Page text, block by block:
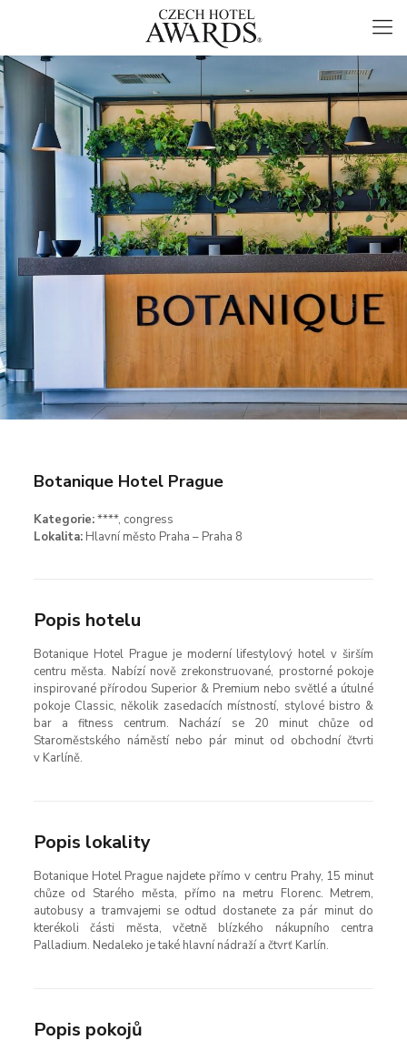
BotaniqueHotel Prague
Kategorie:****, congress
Lokalita:Hlavní město Praha – Praha 8
Popis hotelu
Botanique Hotel Prague je moderní lifestylový hotel v širším
centru města. Nabízí nově zrekonstruované, prostorné pokoje
inspirované přírodou Superior & Premium nebo světlé a útulné
pokoje Classic, několik zasedacích místností, stylové bistro &
bar a fitness centrum. Nachází se 20 minut chůze od
Staroměstského náměstí nebo pár minut od obchodní čtvrti
v Karlíně.
Popis lokality
Botanique Hotel Prague najdete přímo v centru Prahy, 15 minut
chůze od Starého města, přímo na metru Florenc. Metrem,
autobusy a tramvajemi se odtud dostanete za pár minut do
kterékoli části města, včetně blízkého nákupního centra
Palladium. Nedaleko je také hlavní nádraží a čtvrť Karlín.
Popis pokojů